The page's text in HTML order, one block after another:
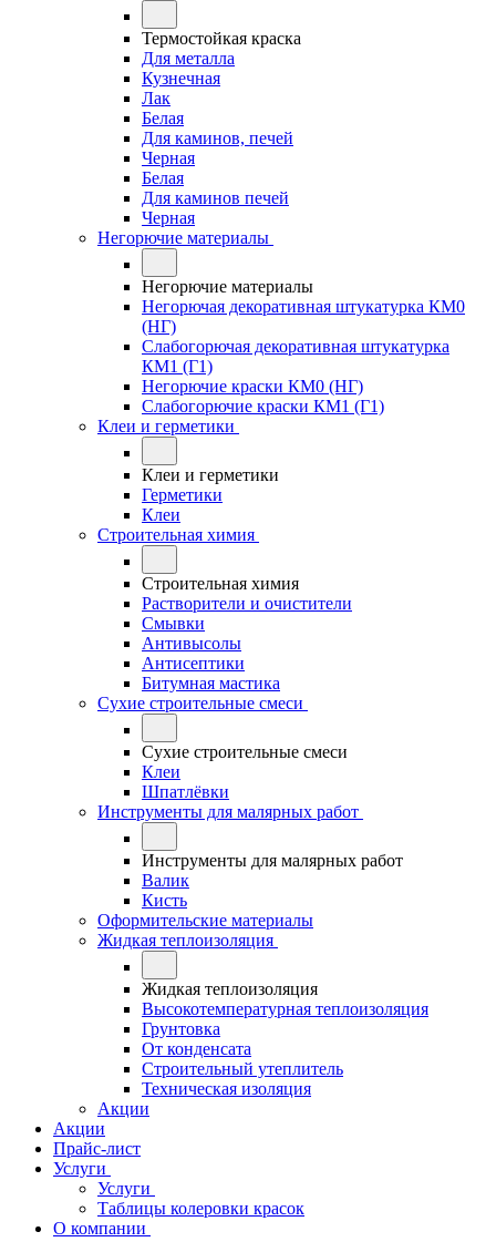
Термостойкая краска
Для металла
Кузнечная
Лак
Белая
Для каминов, печей
Черная
Белая
Для каминов печей
Черная
Негорючие материалы
Негорючие материалы
Негорючая декоративная штукатурка КМ0
(НГ)
Слабогорючая декоративная штукатурка
КМ1 (Г1)
Негорючие краски КМ0 (НГ)
Слабогорючие краски КМ1 (Г1)
Клеи и герметики
Клеи и герметики
Герметики
Клеи
Строительная химия
Строительная химия
Растворители и очистители
Смывки
Антивысолы
Антисептики
Битумная мастика
Сухие строительные смеси
Сухие строительные смеси
Клеи
Шпатлёвки
Инструменты для малярных работ
Инструменты для малярных работ
Валик
Кисть
Оформительские материалы
Жидкая теплоизоляция
Жидкая теплоизоляция
Высокотемпературная теплоизоляция
Грунтовка
От конденсата
Строительный утеплитель
Техническая изоляция
Акции
Акции
Прайс-лист
Услуги
Услуги
Таблицы колеровки красок
О компании